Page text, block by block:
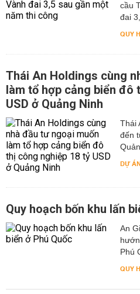
cầu
đai
QUY
Thái An Holdings cùng
làm tổ hợp cảng biển đô
USD ở Quảng Ninh
Thái
đến
DỰ
Quy hoạch bốn khu lấn
An
Phú
QUY